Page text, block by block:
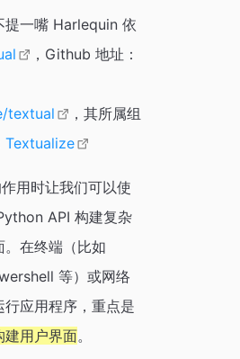
提一嘴 Harlequin 依
，Github 地址：
textual
，其所属组
Textualize
用时让我们可以使
API 构建复杂
。在终端（比如
等）或网络
行应用程序，重点是
建用户界面。